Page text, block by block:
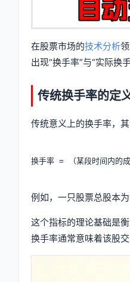
在股票市场的技术分析
出现“换手率”与“实际换
传统换手率的定
传统意义上的换手率，其
换手率 = （某段时间内的
例如，一只股票总股本
这个指标的理论基础是
换手率通常意味着该股